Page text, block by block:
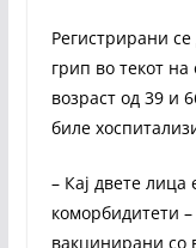
Регистрирани
грип во текот
возраст од 39 и
биле
– Кај двете лица
коморбидитети
вакцинирани со